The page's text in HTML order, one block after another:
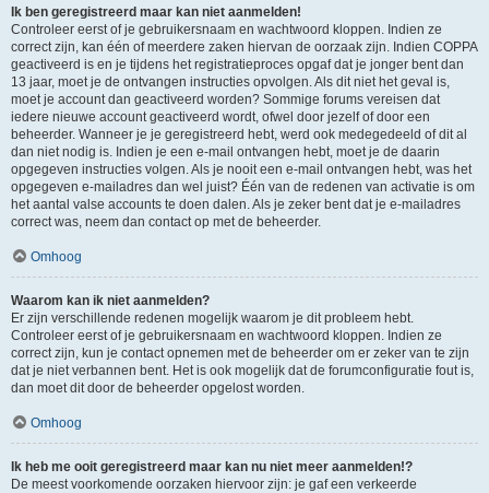
Ik ben geregistreerd maar kan niet aanmelden!
Controleer eerst of je gebruikersnaam en wachtwoord kloppen. Indien ze
correct zijn, kan één of meerdere zaken hiervan de oorzaak zijn. Indien COPPA
geactiveerd is en je tijdens het registratieproces opgaf dat je jonger bent dan
13 jaar, moet je de ontvangen instructies opvolgen. Als dit niet het geval is,
moet je account dan geactiveerd worden? Sommige forums vereisen dat
iedere nieuwe account geactiveerd wordt, ofwel door jezelf of door een
beheerder. Wanneer je je geregistreerd hebt, werd ook medegedeeld of dit al
dan niet nodig is. Indien je een e-mail ontvangen hebt, moet je de daarin
opgegeven instructies volgen. Als je nooit een e-mail ontvangen hebt, was het
opgegeven e-mailadres dan wel juist? Één van de redenen van activatie is om
het aantal valse accounts te doen dalen. Als je zeker bent dat je e-mailadres
correct was, neem dan contact op met de beheerder.
Omhoog
Waarom kan ik niet aanmelden?
Er zijn verschillende redenen mogelijk waarom je dit probleem hebt.
Controleer eerst of je gebruikersnaam en wachtwoord kloppen. Indien ze
correct zijn, kun je contact opnemen met de beheerder om er zeker van te zijn
dat je niet verbannen bent. Het is ook mogelijk dat de forumconfiguratie fout is,
dan moet dit door de beheerder opgelost worden.
Omhoog
Ik heb me ooit geregistreerd maar kan nu niet meer aanmelden!?
De meest voorkomende oorzaken hiervoor zijn: je gaf een verkeerde